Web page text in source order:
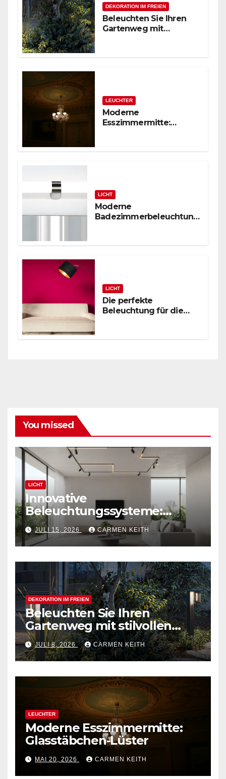
DEKORATION IM FREIEN
Beleuchten Sie Ihren
Gartenweg mit
LEUCHTER
Moderne
Esszimmermitte:
LICHT
Moderne
Badezimmerbeleuchtung
LICHT
Die perfekte
Beleuchtung für die
You missed
LICHT
Innovative
Beleuchtungssysteme:
Moderne magnetische
Schienensysteme für
Zuhause
JULI 15, 2026 CARMEN KEITH
DEKORATION IM FREIEN
Beleuchten Sie Ihren
Gartenweg mit stilvollen
Außenpollerleuchten
JULI 8, 2026 CARMEN KEITH
LEUCHTER
Moderne Esszimmermitte:
Glasstäbchen-Lüster
MAI 20, 2026 CARMEN KEITH